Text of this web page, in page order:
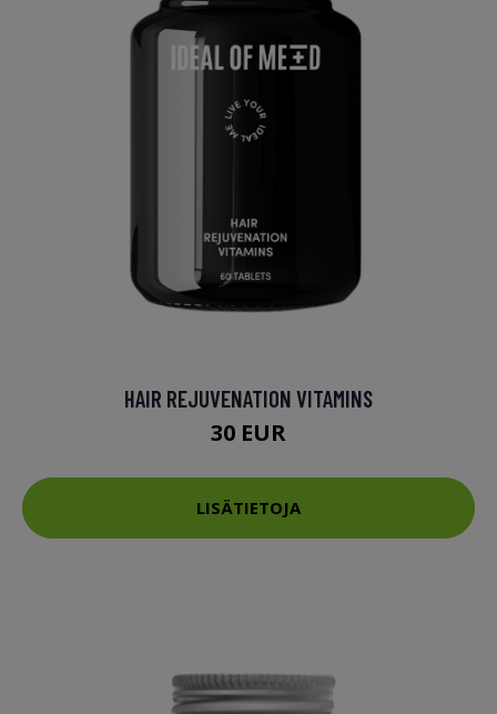
HAIR REJUVENATION VITAMINS
30 EUR
LISÄTIETOJA